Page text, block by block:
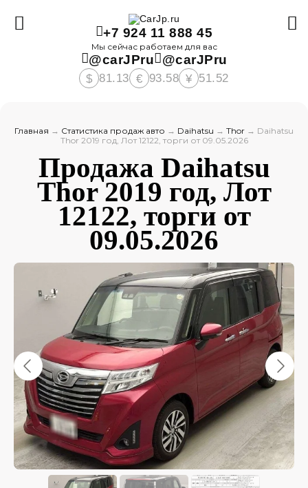
+7 924 11 888 45
Мы сейчас работаем для вас
@carJPru @carJPru
$ 81.13 € 93.58 ¥ 51.52
Главная → Статистика продаж авто → Daihatsu → Thor → Daihatsu
Thor 2019 год, Лот 12122, торги от 09.05.2026
Продажа Daihatsu
Thor 2019 год, Лот
12122, торги от
09.05.2026